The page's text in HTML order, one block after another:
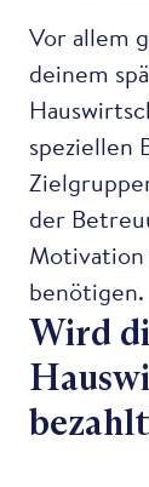
Vor allem
deinem
speziellen
der
benötigen.
Wird